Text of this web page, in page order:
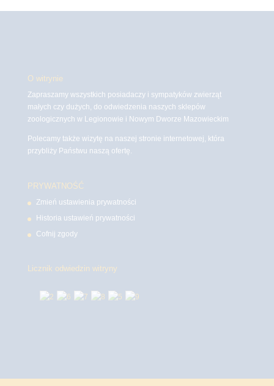
O witrynie
Zapraszamy wszystkich posiadaczy i sympatyków zwierząt
małych czy dużych, do odwiedzenia naszych sklepów
zoologicznych w Legionowie i Nowym Dworze Mazowieckim
Polecamy także wizytę na naszej stronie internetowej, która
przybliży Państwu naszą ofertę.
PRYWATNOŚĆ
Zmień ustawienia prywatności
Historia ustawień prywatności
Cofnij zgody
Licznik odwiedzin witryny